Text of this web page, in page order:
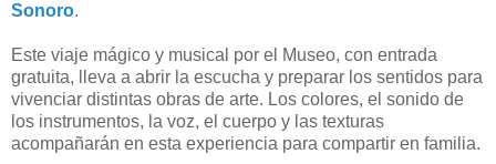
Sonoro.
Este viaje mágico y musical por el Museo, con entrada
gratuita, lleva a abrir la escucha y preparar los sentidos para
vivenciar distintas obras de arte. Los colores, el sonido de
los instrumentos, la voz, el cuerpo y las texturas
acompañarán en esta experiencia para compartir en familia.